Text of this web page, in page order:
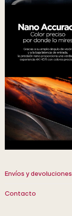
Envíos y devoluciones
Contacto